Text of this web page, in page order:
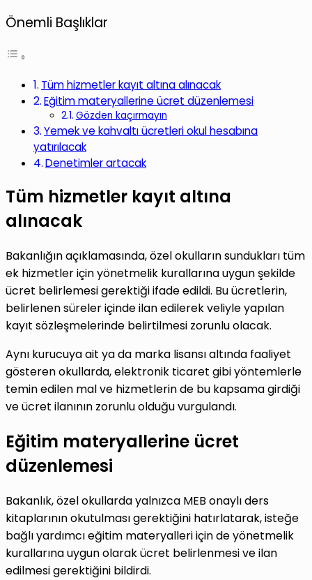
Önemli Başlıklar
Tüm hizmetler kayıt altına alınacak
Eğitim materyallerine ücret düzenlemesi
Gözden kaçırmayın
Yemek ve kahvaltı ücretleri okul hesabına
yatırılacak
Denetimler artacak
Tüm hizmetler kayıt altına
alınacak
Bakanlığın açıklamasında, özel okulların sundukları tüm
ek hizmetler için yönetmelik kurallarına uygun şekilde
ücret belirlemesi gerektiği ifade edildi. Bu ücretlerin,
belirlenen süreler içinde ilan edilerek veliyle yapılan
kayıt sözleşmelerinde belirtilmesi zorunlu olacak.
Aynı kurucuya ait ya da marka lisansı altında faaliyet
gösteren okullarda, elektronik ticaret gibi yöntemlerle
temin edilen mal ve hizmetlerin de bu kapsama girdiği
ve ücret ilanının zorunlu olduğu vurgulandı.
Eğitim materyallerine ücret
düzenlemesi
Bakanlık, özel okullarda yalnızca MEB onaylı ders
kitaplarının okutulması gerektiğini hatırlatarak, isteğe
bağlı yardımcı eğitim materyalleri için de yönetmelik
kurallarına uygun olarak ücret belirlenmesi ve ilan
edilmesi gerektiğini bildirdi.